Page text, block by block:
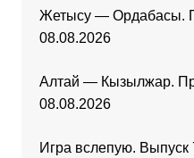
Жетысу — Ордабасы.
08.08.2026
Алтай — Кызылжар.
08.08.2026
Игра вслепую. Выпуск